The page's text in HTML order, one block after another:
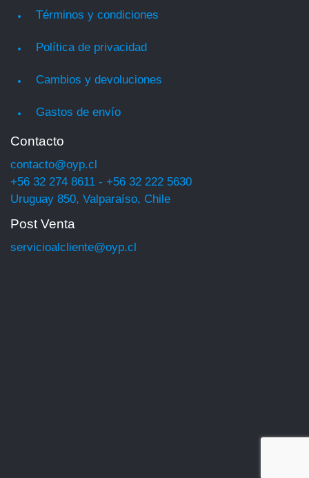
Términos y condiciones
Política de privacidad
Cambios y devoluciones
Gastos de envío
Contacto
contacto@oyp.cl
+56 32 274 8611 - +56 32 222 5630
Uruguay 850, Valparaíso, Chile
Post Venta
servicioalcliente@oyp.cl